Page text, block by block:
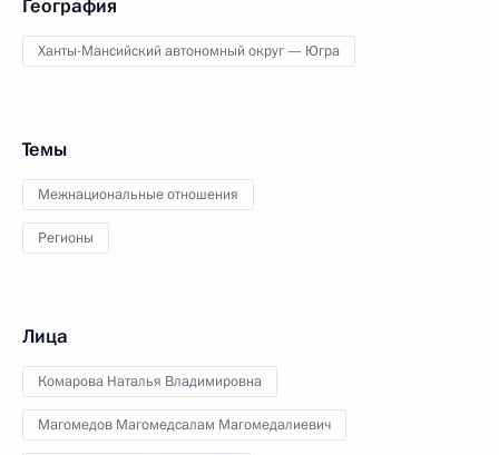
География
Ханты-Мансийский автономный округ — Югра
Темы
Межнациональные отношения
Регионы
Лица
Комарова Наталья Владимировна
Магомедов Магомедсалам Магомедалиевич